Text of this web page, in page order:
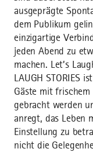
ausgeprägte
dem Publikum
einzigartige
jeden Abend zu
machen. Let’s
LAUGH STORIES
Gäste mit
gebracht werden
anregt, das Leben
Einstellung zu
nicht die